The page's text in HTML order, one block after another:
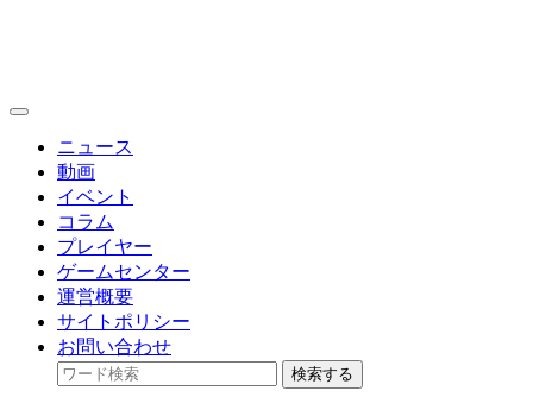
toggle
ニュース
動画
イベント
コラム
プレイヤー
ゲームセンター
運営概要
サイトポリシー
お問い合わせ
検索する